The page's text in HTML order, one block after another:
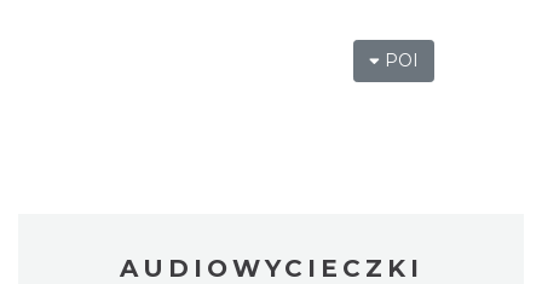
POI
AUDIOWYCIECZKI